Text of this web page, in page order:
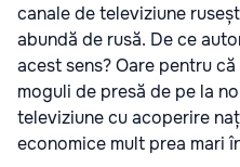
canale de televiziune
abundă de rusă. De ce
acest sens? Oare pentru
moguli de presă de pe la
televiziune cu acoperire
economice mult prea mari